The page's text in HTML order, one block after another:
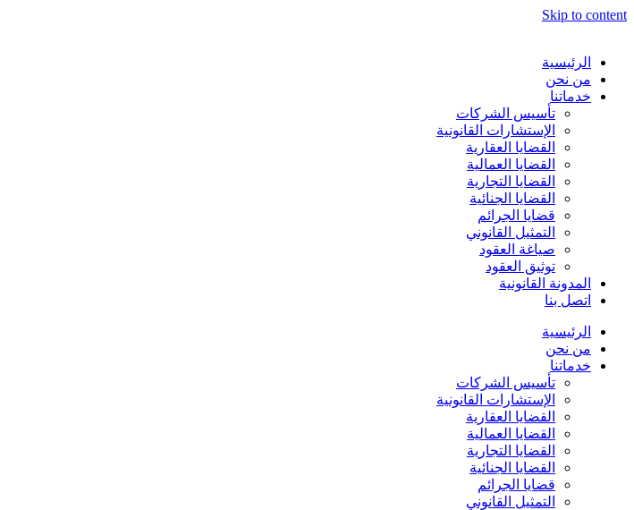
Skip to content
الرئيسية
من نحن
خدماتنا
تأسيس الشركات
الإستشارات القانونية
القضايا العقارية
القضايا العمالية
القضايا التجارية
القضايا الجنائية
قضايا الجرائم
التمثيل القانوني
صياغة العقود
توثيق العقود
المدونة القانونية
اتصل بنا
الرئيسية
من نحن
خدماتنا
تأسيس الشركات
الإستشارات القانونية
القضايا العقارية
القضايا العمالية
القضايا التجارية
القضايا الجنائية
قضايا الجرائم
التمثيل القانوني